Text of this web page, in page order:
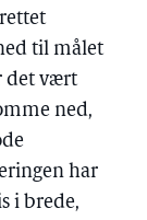
til målet
det vært
ned,
har
i brede,